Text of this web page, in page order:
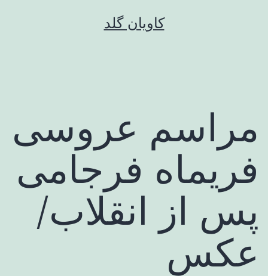
کاویان گلد
مراسم عروسی
فریماه فرجامی
پس از انقلاب/
عکس